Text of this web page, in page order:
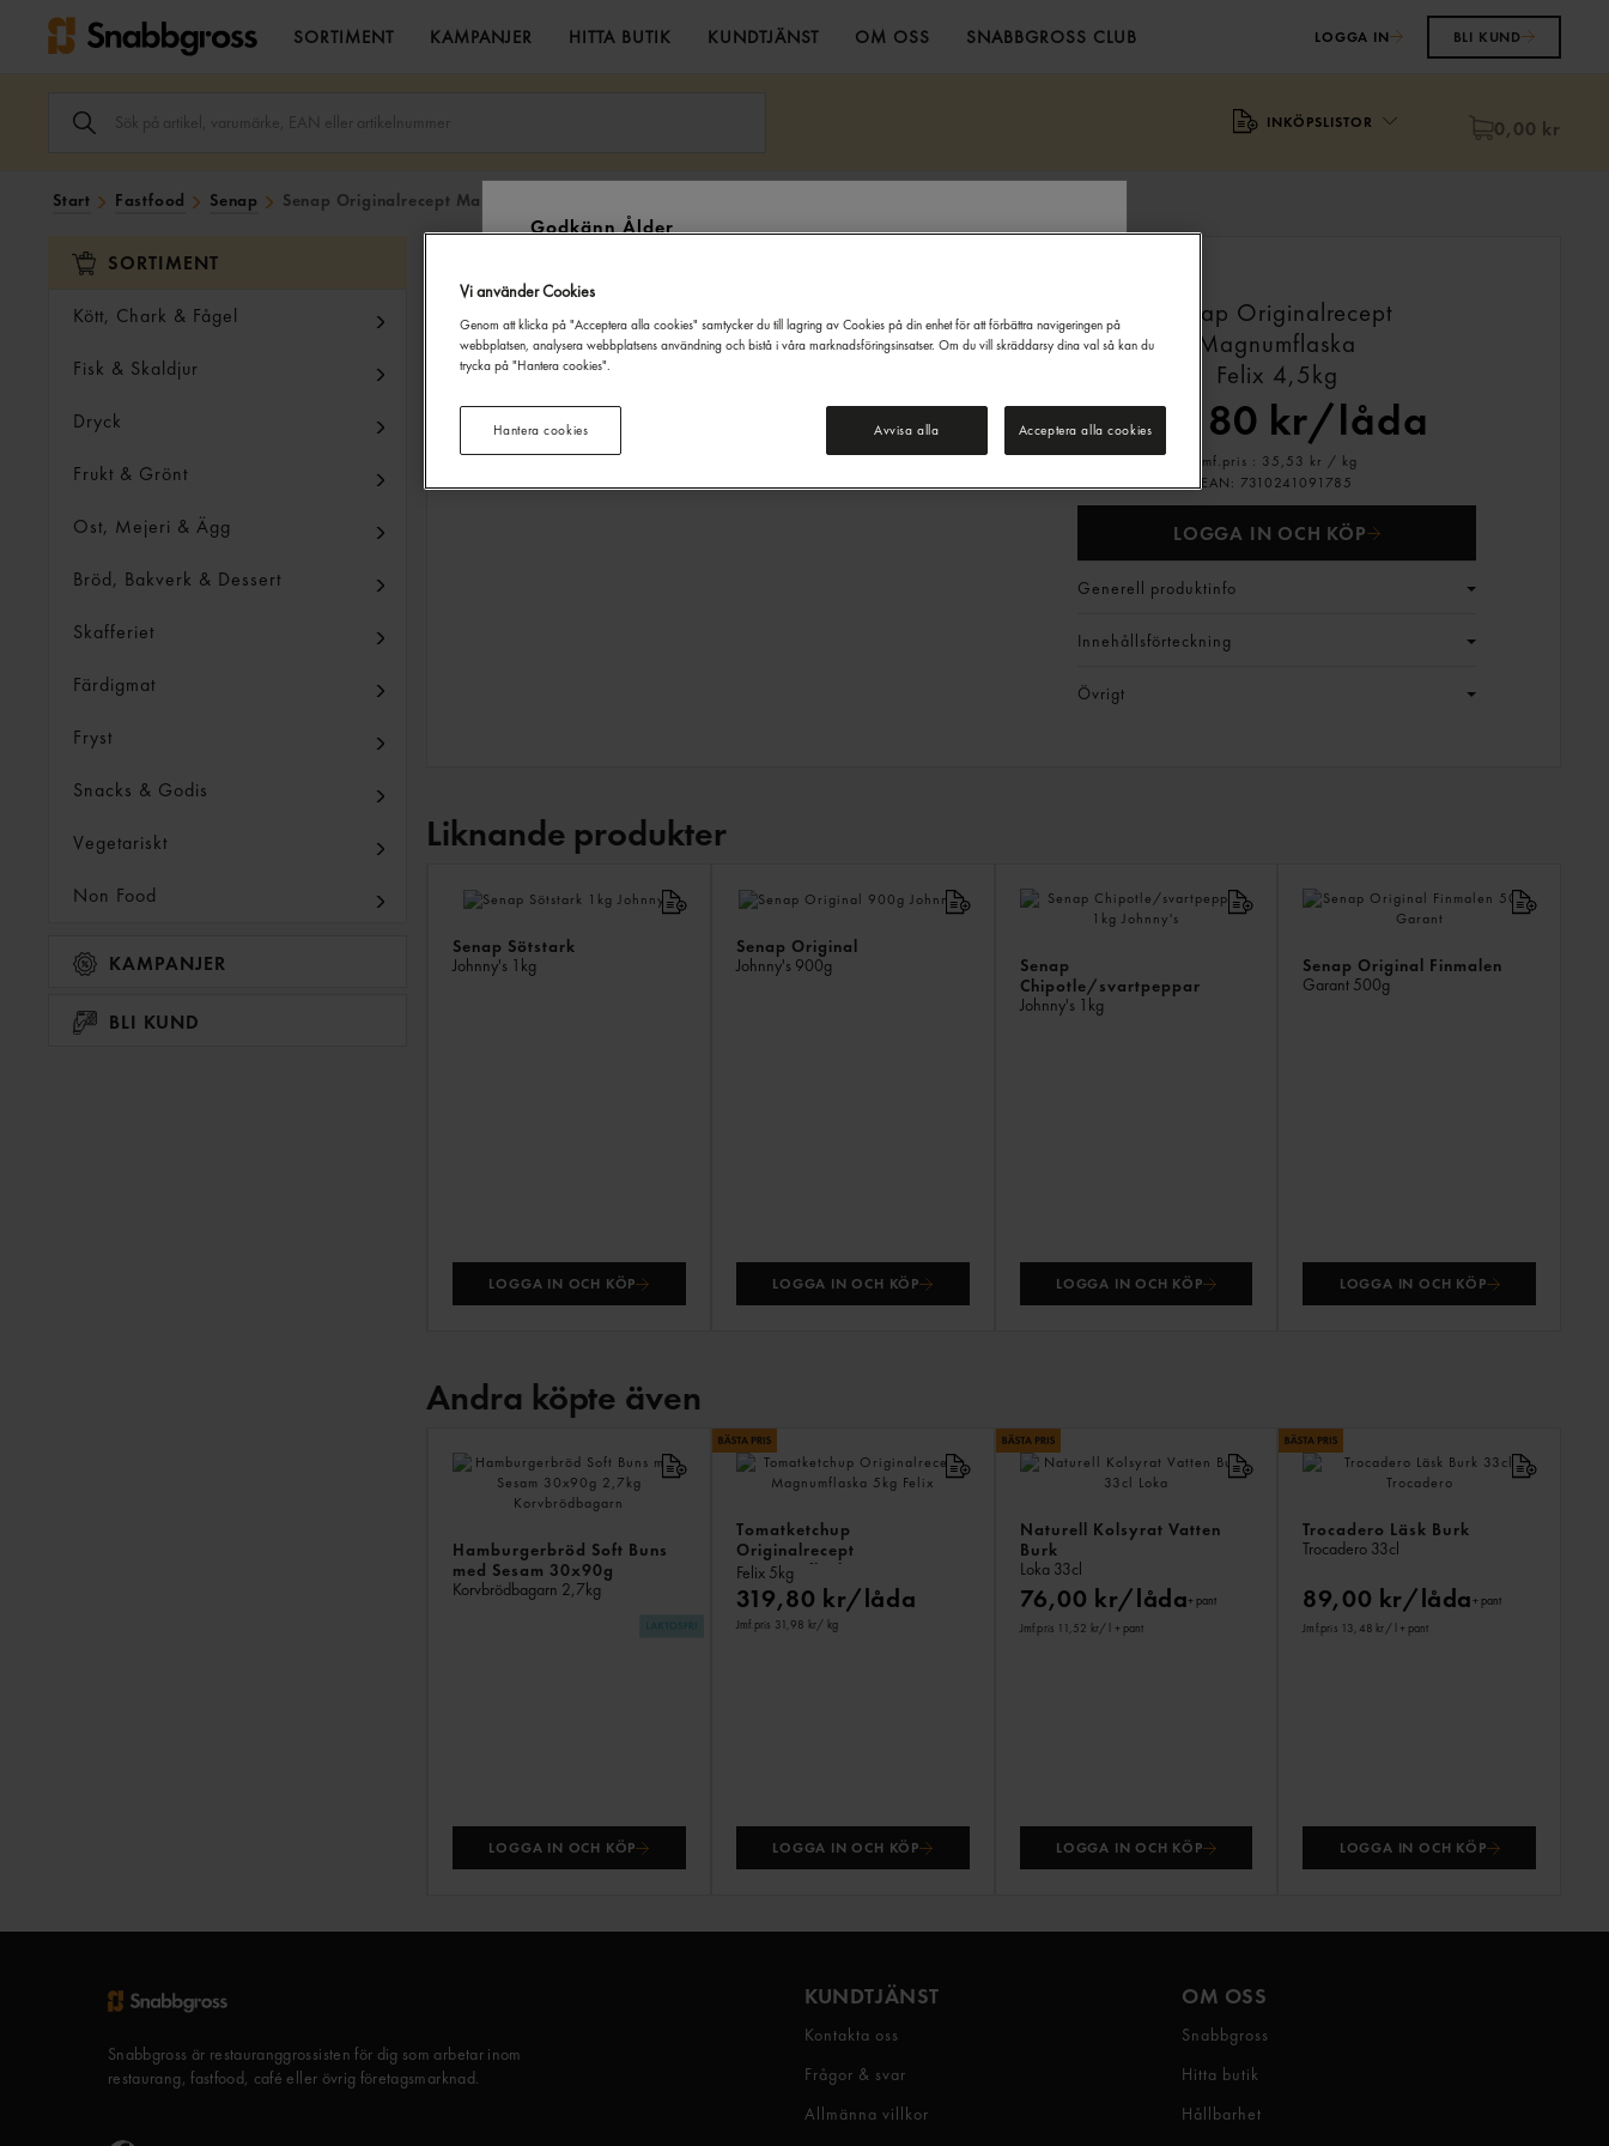
SORTIMENT KAMPANJER HITTA BUTIK KUNDTJÄNST OM OSS SNABBGROSS CLUB LOGGA IN BLI KUND
ARTIKEL,
ARTIKELNUMMER
SÖK
FÄLTET.
INKÖPSLISTOR 0,00 kr
Start Fastfood Senap Senap Originalrecept Magnumflaska 4,5kg Felix
SORTIMENT
Kött, Chark & Fågel
Fisk & Skaldjur
Dryck
Frukt & Grönt
Ost, Mejeri & Ägg
Bröd, Bakverk & Dessert
Skafferiet
Färdigmat
Fryst
Snacks & Godis
Vegetariskt
Non Food
KAMPANJER
BLI KUND
Senap Originalrecept
Magnumflaska
Felix 4,5kg
319,80 kr/låda
Jmf.pris : 35,53 kr / kg
EAN: 7310241091785
LOGGA IN OCH KÖP
Generell produktinfo
Innehållsförteckning
Övrigt
Liknande produkter
Senap Sötstark
Johnny's 1kg
LOGGA IN OCH KÖP
Senap Original
Johnny's 900g
LOGGA IN OCH KÖP
Senap
Chipotle/svartpeppar
Johnny's 1kg
LOGGA IN OCH KÖP
Senap Original Finmalen
Garant 500g
LOGGA IN OCH KÖP
Andra köpte även
Hamburgerbröd Soft Buns
med Sesam 30x90g
Korvbrödbagarn 2,7kg
LOGGA IN OCH KÖP
Tomatketchup
Originalrecept
Magnumflaska
Felix 5kg
319,80 kr/låda
Jmf.pris 31,98 kr/ kg
LOGGA IN OCH KÖP
Naturell Kolsyrat Vatten
Burk
Loka 33cl
76,00 kr/låda+ pant
Jmf.pris 11,52 kr/ l + pant
LOGGA IN OCH KÖP
Trocadero Läsk Burk
Trocadero 33cl
89,00 kr/låda+ pant
Jmf.pris 13,48 kr/ l + pant
LOGGA IN OCH KÖP
Snabbgross är restauranggrossisten för dig som arbetar inom
restaurang, fastfood, café eller övrig företagsmarknad.
KUNDTJÄNST
Kontakta oss
Frågor & svar
Allmänna villkor
OM OSS
Snabbgross
Hitta butik
Hållbarhet
Godkänn Ålder
och besök på denna webbplats måste du vara 20 år eller äldre.
JAG ÄR UNDER 20 ÅR JAG ÄR 20 ÅR ELLER ÄLDRE
Vi använder Cookies
Genom att klicka på "Acceptera alla cookies" samtycker du till lagring av Cookies på din enhet för att förbättra navigeringen på
webbplatsen, analysera webbplatsens användning och bistå i våra marknadsföringsinsatser. Om du vill skräddarsy dina val så kan du
trycka på "Hantera cookies".
Avvisa alla Acceptera alla cookies
Hantera cookies